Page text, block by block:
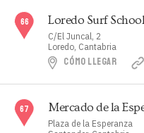
Loredo Surf School
C/El Juncal, 2
Loredo, Cantabria
CÓMO LLEGAR
Mercado de la
Plaza de la Esperanza